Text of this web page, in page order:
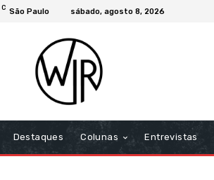
C São Paulo sábado, agosto 8, 2026
Destaques Colunas Entrevistas